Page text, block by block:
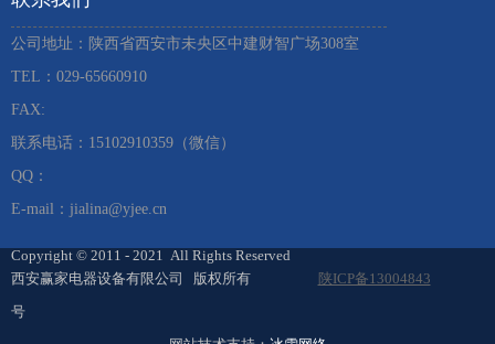
公司地址：陕西省西安市未央区中建财智广场308室
TEL：029-65660910 ​
FAX:
联系电话：15102910359（微信）
QQ：
E-mail：jialina@yjee.cn
Copyright © 2011 - 2021 All Rights Reserved
西安赢家电器设备有限公司 版权所有
陕ICP备13004843
号